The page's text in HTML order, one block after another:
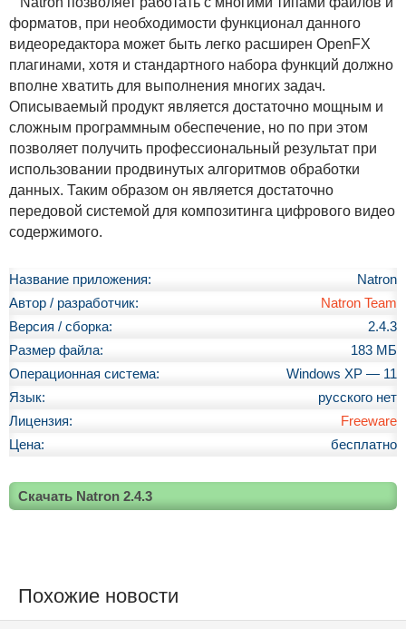
форматов, при необходимости функционал данного
видеоредактора может быть легко расширен OpenFX
плагинами, хотя и стандартного набора функций должно
вполне хватить для выполнения многих задач.
Описываемый продукт является достаточно мощным и
сложным программным обеспечение, но по при этом
позволяет получить профессиональный результат при
использовании продвинутых алгоритмов обработки
данных. Таким образом он является достаточно
передовой системой для композитинга цифрового видео
содержимого.
Название приложения:
Natron
Автор / разработчик:
Natron Team
Версия / сборка:
2.4.3
Размер файла:
183 МБ
Операционная система:
Windows XP — 11
Язык:
русского нет
Лицензия:
Freeware
Цена:
бесплатно
Скачать Natron 2.4.3
Похожие новости